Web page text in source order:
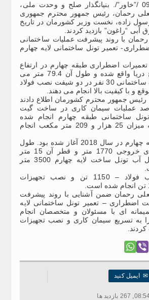
دوشنبه، 09.08.2023 /”خاور”/. بنیانگذار صلح و وحدت ملی،
رحمان، رئیس جمهور محترم جمهوری
زاده، نخست وزیر کشورمان در تاریخ
با روند پیشرفت عملیات ساختمانی
تعمیر تونل ساختمانی لایه چهارم
اضطراری طبقه چهارم در ارتفاع
1088 متر از سطح دریا واقع شده و طول آن 79.4 متر می
باشد. در این کارگاه ساختمانی 30 نفر در دو شیفت نصب فولاد
و با کیفیت بالا انجام می دهند.
رئیس جمهور محترم کشورمان اطلاع دادند
کنون 95 درصد عملیات سیمان کاری در ساخت گیت
ساختمانی طبقه چهارم انجام شده
است. بتن ریزی به میزان 25 هزار و 209 متر مکعب انجام
کار ساخت تونل لایه چهارم در سال 2018 آغاز شده بود. طول
این تونل به استثنای خروجی 1770 متر و قطر آن 15 متر
است. ظرفیت حمل آب تونل ساخت لایه چهارم 3500 متر
کار مونتاژ و نصب فولاد – 1150 تن و نصب تجهیزات
رحمان ضمن آشنایی با روند پیشرفت
اضطراری – تعمیر تونل ساختمانی لایه
ای با مسئولان و متخصصان انجام
را به تسریع سیمان کاری و نصب تجهیزات
✉ایمیل کنید